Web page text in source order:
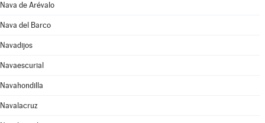
Nava de Arévalo
Nava del Barco
Navadijos
Navaescurial
Navahondilla
Navalacruz